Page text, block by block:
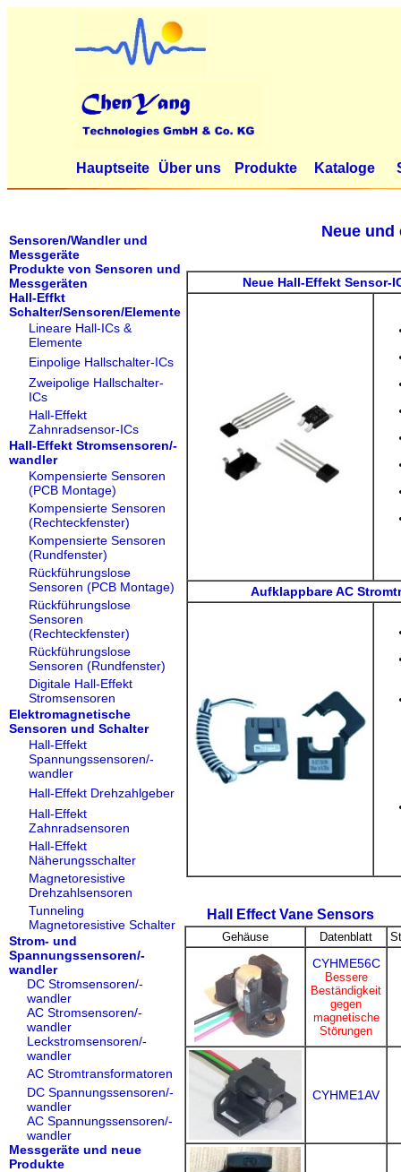
Hauptseite Über uns Produkte Kataloge
Sensoren/Wandler und
Messgeräte
Produkte von Sensoren und
Messgeräten
Hall-Effkt
Schalter/Sensoren/Elemente
Lineare Hall-ICs &
Elemente
Einpolige Hallschalter-ICs
Zweipolige Hallschalter-
ICs
Hall-Effekt
Zahnradsensor-ICs
Hall-Effekt Stromsensoren/-
wandler
Kompensierte Sensoren
(PCB Montage)
Kompensierte Sensoren
(Rechteckfenster)
Kompensierte Sensoren
(Rundfenster)
Rückführungslose
Sensoren (PCB Montage)
Rückführungslose
Sensoren
(Rechteckfenster)
Rückführungslose
Sensoren (Rundfenster)
Digitale Hall-Effekt
Stromsensoren
Elektromagnetische
Sensoren und Schalter
Hall-Effekt
Spannungssensoren/-
wandler
Hall-Effekt Drehzahlgeber
Hall-Effekt
Zahnradsensoren
Hall-Effekt
Näherungsschalter
Magnetoresistive
Drehzahlsensoren
Tunneling
Magnetoresistive Schalter
Strom- und
Spannungssensoren/-
wandler
DC Stromsensoren/-
wandler
AC Stromsensoren/-
wandler
Leckstromsensoren/-
wandler
AC Stromtransformatoren
DC Spannungssensoren/-
wandler
AC Spannungssensoren/-
wandler
Messgeräte und neue
Produkte
Neue
Neue Hall-Effekt Sensor-
Aufklappbare AC
Hall Effect Vane Sensors
Gehäuse Datenblatt
CYHME56C
Bessere
Beständigkeit
gegen
magnetische
Störungen
CYHME1AV